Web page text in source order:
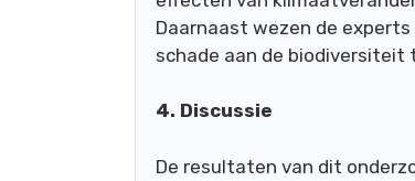
Daarnaast wezen de
schade aan de biodiversiteit
4. Discussie
De resultaten van dit